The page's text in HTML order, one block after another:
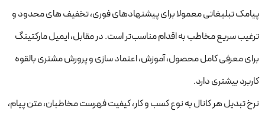
پیامک تبلیغاتی معمولا برای پیشنهادهای فوری، تخفیف های محدود و
ترغیب سریع مخاطب به اقدام مناسب‌تر است. در مقابل، ایمیل مارکتینگ
برای معرفی کامل محصول، آموزش، اعتماد سازی و پرورش مشتری بالقوه
کاربرد بیشتری دارد.
نرخ تبدیل هر کانال به نوع کسب و کار، کیفیت فهرست مخاطبان، متن پیام،